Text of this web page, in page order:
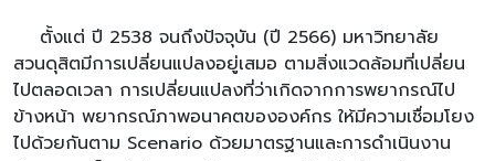
ตั้งแต่ ปี 2538 จนถึงปัจจุบัน (ปี 2566) มหาวิทยาลัย
สวนดุสิตมีการเปลี่ยนแปลงอยู่เสมอ ตามสิ่งแวดล้อมที่เปลี่ยน
ไปตลอดเวลา การเปลี่ยนแปลงที่ว่าเกิดจากการพยากรณ์ไป
ข้างหน้า พยากรณ์ภาพอนาคตขององค์กร ให้มีความเชื่อมโยง
ไปด้วยกันตาม Scenario ด้วยมาตรฐานและการดำเนินงาน